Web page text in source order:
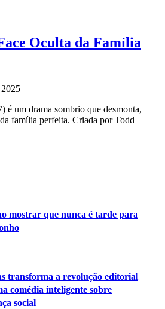
Oculta da Família
é um drama sombrio que desmonta,
família perfeita. Criada por Todd
mostrar que nunca é tarde para
transforma a revolução editorial
comédia inteligente sobre
social